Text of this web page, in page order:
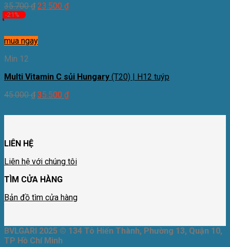
35.700₫ 23.500 ₫
-21%
mua ngay
Min 12
Multi Vitamin C sủi Hungary (T20) | H12 tuýp
45.000₫ 35.500 ₫
LIÊN HỆ
Liên hệ với chúng tôi
TÌM CỬA HÀNG
Bản đồ tìm cửa hàng
BVLGARI 2025 © 134 Tô Hiến Thành, Phường 13, Quận 10,
TP Hồ Chí Minh